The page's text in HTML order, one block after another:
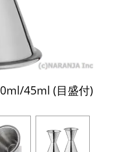
45ml (目盛付)